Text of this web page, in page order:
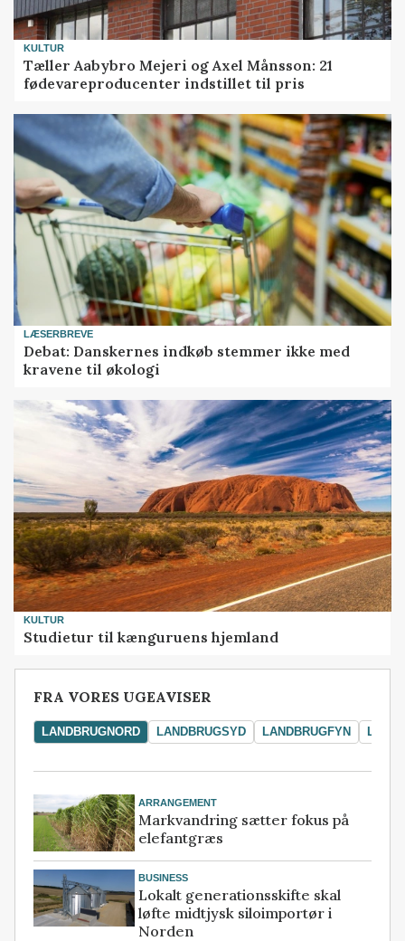
KULTUR
Tæller Aabybro Mejeri og Axel Månsson: 21
fødevareproducenter indstillet til pris
LÆSERBREVE
Debat: Danskernes indkøb stemmer ikke med
kravene til økologi
KULTUR
Studietur til kænguruens hjemland
FRA VORES UGEAVISER
LANDBRUGNORD LANDBRUGSYD LANDBRUGFYN
ARRANGEMENT
Markvandring sætter fokus på
elefantgræs
BUSINESS
Lokalt generationsskifte skal
løfte midtjysk siloimportør i
Norden